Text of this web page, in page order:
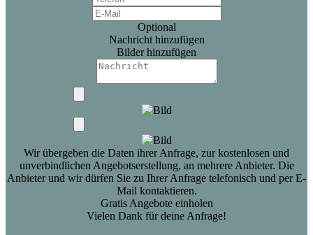
Optional
Nachricht hinzufügen
Bilder hinzufügen
Wir übergeben die Daten ihrer Anfrage, zur kostenlosen und
unverbindlichen Angebotserstellung, an mehrere Anbieter. Die
Anbieter und wir dürfen Sie zu Ihrer Anfrage telefonisch und per E-
Mail kontaktieren.
Gratis Angebote einholen
Vielen Dank für deine Anfrage!